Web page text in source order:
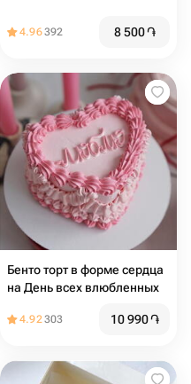
4.96392 8 500֏
Бенто торт в форме сердца
на День всех влюбленных
4.92303 10 990֏